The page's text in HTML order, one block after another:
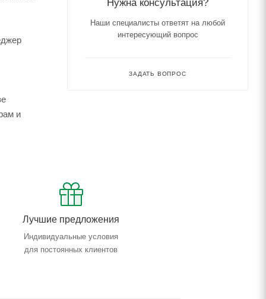
и
Лучшие предложения
Индивидуальные условия
для постоянных клиентов
Наши специалисты ответят на любой
интересующий вопрос
ЗАДАТЬ ВОПРОС